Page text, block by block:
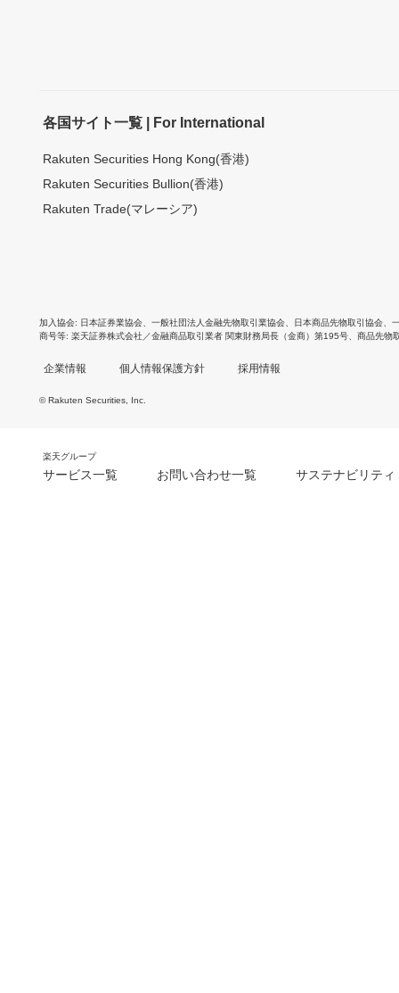
各国サイト一覧 | For International
Rakuten Securities Hong Kong(香港)
Rakuten Securities Bullion(香港)
Rakuten Trade(マレーシア)
加入協会 日本証券業協会 一般社団法人金融先物取引業協会 日本商品先物取引協会
商号等 楽天証券株式会社／金融商品取引業者 関東財務局長（金商）第195号、商品先物
企業情報 個人情報保護方針 採用情報
© Rakuten Securities, Inc.
楽天グループ
サービス一覧 お問い合わせ一覧 サステナビリティ